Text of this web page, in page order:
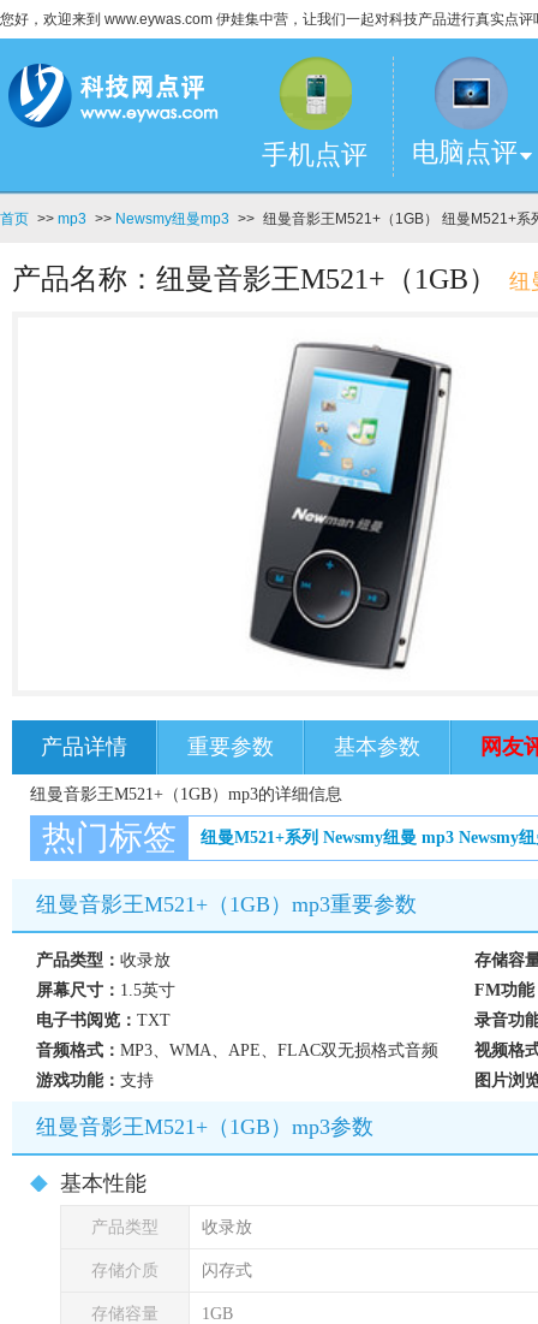
您好，欢迎来到 www.eywas.com 伊娃集中营，让我们一起对科技产品进行真实点评
手机点评 电脑点评
首页 >> mp3 >> Newsmy纽曼mp3 >> 纽曼音影王M521+（1GB） 纽曼M521+系
产品名称：纽曼音影王M521+（1GB） 纽
产品详情 重要参数 基本参数 网友
纽曼音影王M521+（1GB）mp3的详细信息
热门标签 纽曼M521+系列 Newsmy纽曼 mp3 Newsmy
纽曼音影王M521+（1GB）mp3重要参数
产品类型： 收录放
存储容
屏幕尺寸： 1.5英寸
FM功能
电子书阅览： TXT
录音功
音频格式： MP3、WMA、APE、FLAC双无损格式音频
视频格
游戏功能： 支持 图片浏
纽曼音影王M521+（1GB）mp3参数
基本性能
产品类型 收录放
存储介质 闪存式
存储容量 1GB